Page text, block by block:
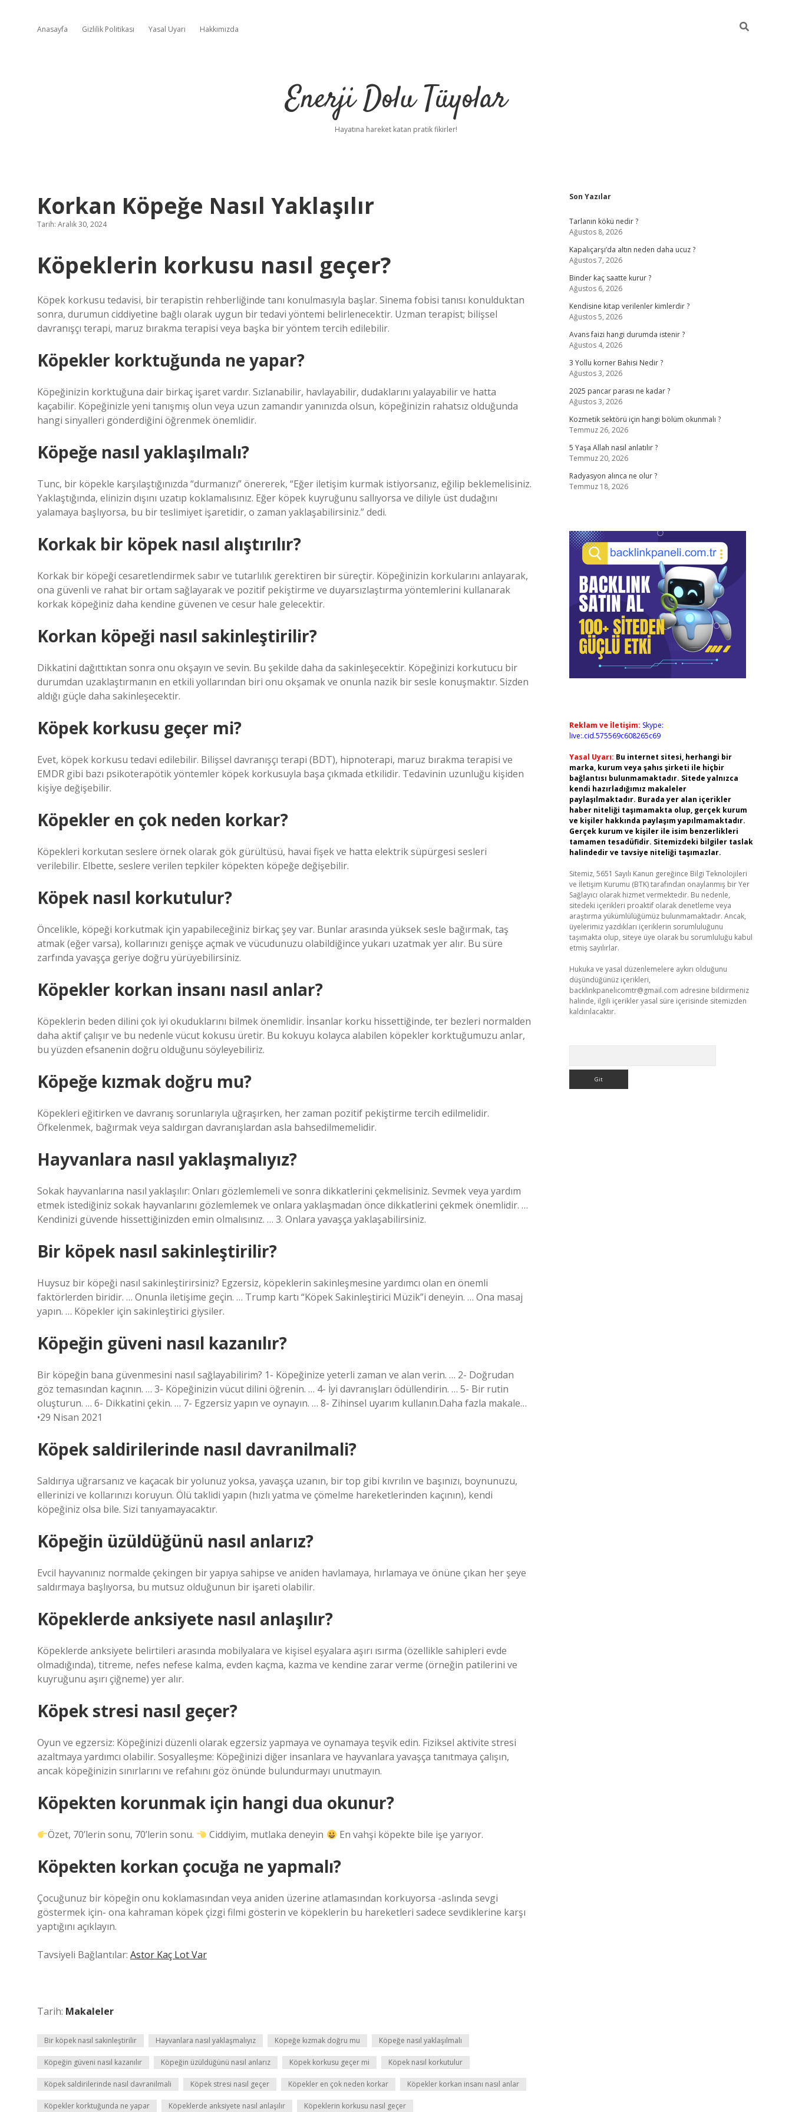
Anasayfa Gizlilik Politikası Yasal Uyarı Hakkımızda
Enerji Dolu Tüyolar
Hayatına hareket katan pratik fikirler!
Korkan Köpeğe Nasıl Yaklaşılır
Tarih: Aralık 30, 2024
Köpeklerin korkusu nasıl geçer?
Köpek korkusu tedavisi, bir terapistin rehberliğinde tanı konulmasıyla başlar. Sinema fobisi tanısı konulduktan
sonra, durumun ciddiyetine bağlı olarak uygun bir tedavi yöntemi belirlenecektir. Uzman terapist; bilişsel
davranışçı terapi, maruz bırakma terapisi veya başka bir yöntem tercih edilebilir.
Köpekler korktuğunda ne yapar?
Köpeğinizin korktuğuna dair birkaç işaret vardır. Sızlanabilir, havlayabilir, dudaklarını yalayabilir ve hatta
kaçabilir. Köpeğinizle yeni tanışmış olun veya uzun zamandır yanınızda olsun, köpeğinizin rahatsız olduğunda
hangi sinyalleri gönderdiğini öğrenmek önemlidir.
Köpeğe nasıl yaklaşılmalı?
Tunc, bir köpekle karşılaştığınızda “durmanızı” önererek, “Eğer iletişim kurmak istiyorsanız, eğilip beklemelisiniz.
Yaklaştığında, elinizin dışını uzatıp koklamalısınız. Eğer köpek kuyruğunu sallıyorsa ve diliyle üst dudağını
yalamaya başlıyorsa, bu bir teslimiyet işaretidir, o zaman yaklaşabilirsiniz.” dedi.
Korkak bir köpek nasıl alıştırılır?
Korkak bir köpeği cesaretlendirmek sabır ve tutarlılık gerektiren bir süreçtir. Köpeğinizin korkularını anlayarak,
ona güvenli ve rahat bir ortam sağlayarak ve pozitif pekiştirme ve duyarsızlaştırma yöntemlerini kullanarak
korkak köpeğiniz daha kendine güvenen ve cesur hale gelecektir.
Korkan köpeği nasıl sakinleştirilir?
Dikkatini dağıttıktan sonra onu okşayın ve sevin. Bu şekilde daha da sakinleşecektir. Köpeğinizi korkutucu bir
durumdan uzaklaştırmanın en etkili yollarından biri onu okşamak ve onunla nazik bir sesle konuşmaktır. Sizden
aldığı güçle daha sakinleşecektir.
Köpek korkusu geçer mi?
Evet, köpek korkusu tedavi edilebilir. Bilişsel davranışçı terapi (BDT), hipnoterapi, maruz bırakma terapisi ve
EMDR gibi bazı psikoterapötik yöntemler köpek korkusuyla başa çıkmada etkilidir. Tedavinin uzunluğu kişiden
kişiye değişebilir.
Köpekler en çok neden korkar?
Köpekleri korkutan seslere örnek olarak gök gürültüsü, havai fişek ve hatta elektrik süpürgesi sesleri
verilebilir. Elbette, seslere verilen tepkiler köpekten köpeğe değişebilir.
Köpek nasıl korkutulur?
Öncelikle, köpeği korkutmak için yapabileceğiniz birkaç şey var. Bunlar arasında yüksek sesle bağırmak, taş
atmak (eğer varsa), kollarınızı genişçe açmak ve vücudunuzu olabildiğince yukarı uzatmak yer alır. Bu süre
zarfında yavaşça geriye doğru yürüyebilirsiniz.
Köpekler korkan insanı nasıl anlar?
Köpeklerin beden dilini çok iyi okuduklarını bilmek önemlidir. İnsanlar korku hissettiğinde, ter bezleri normalden
daha aktif çalışır ve bu nedenle vücut kokusu üretir. Bu kokuyu kolayca alabilen köpekler korktuğumuzu anlar,
bu yüzden efsanenin doğru olduğunu söyleyebiliriz.
Köpeğe kızmak doğru mu?
Köpekleri eğitirken ve davranış sorunlarıyla uğraşırken, her zaman pozitif pekiştirme tercih edilmelidir.
Öfkelenmek, bağırmak veya saldırgan davranışlardan asla bahsedilmemelidir.
Hayvanlara nasıl yaklaşmalıyız?
Sokak hayvanlarına nasıl yaklaşılır: Onları gözlemlemeli ve sonra dikkatlerini çekmelisiniz. Sevmek veya yardım
etmek istediğiniz sokak hayvanlarını gözlemlemek ve onlara yaklaşmadan önce dikkatlerini çekmek önemlidir. …
Kendinizi güvende hissettiğinizden emin olmalısınız. … 3. Onlara yavaşça yaklaşabilirsiniz.
Bir köpek nasıl sakinleştirilir?
Huysuz bir köpeği nasıl sakinleştirirsiniz? Egzersiz, köpeklerin sakinleşmesine yardımcı olan en önemli
faktörlerden biridir. … Onunla iletişime geçin. … Trump kartı “Köpek Sakinleştirici Müzik”i deneyin. … Ona masaj
yapın. … Köpekler için sakinleştirici giysiler.
Köpeğin güveni nasıl kazanılır?
Bir köpeğin bana güvenmesini nasıl sağlayabilirim? 1- Köpeğinize yeterli zaman ve alan verin. … 2- Doğrudan
göz temasından kaçının. … 3- Köpeğinizin vücut dilini öğrenin. … 4- İyi davranışları ödüllendirin. … 5- Bir rutin
oluşturun. … 6- Dikkatini çekin. … 7- Egzersiz yapın ve oynayın. … 8- Zihinsel uyarım kullanın.Daha fazla makale…
•29 Nisan 2021
Köpek saldirilerinde nasıl davranilmali?
Saldırıya uğrarsanız ve kaçacak bir yolunuz yoksa, yavaşça uzanın, bir top gibi kıvrılın ve başınızı, boynunuzu,
ellerinizi ve kollarınızı koruyun. Ölü taklidi yapın (hızlı yatma ve çömelme hareketlerinden kaçının), kendi
köpeğiniz olsa bile. Sizi tanıyamayacaktır.
Köpeğin üzüldüğünü nasıl anlarız?
Evcil hayvanınız normalde çekingen bir yapıya sahipse ve aniden havlamaya, hırlamaya ve önüne çıkan her şeye
saldırmaya başlıyorsa, bu mutsuz olduğunun bir işareti olabilir.
Köpeklerde anksiyete nasıl anlaşılır?
Köpeklerde anksiyete belirtileri arasında mobilyalara ve kişisel eşyalara aşırı ısırma (özellikle sahipleri evde
olmadığında), titreme, nefes nefese kalma, evden kaçma, kazma ve kendine zarar verme (örneğin patilerini ve
kuyruğunu aşırı çiğneme) yer alır.
Köpek stresi nasıl geçer?
Oyun ve egzersiz: Köpeğinizi düzenli olarak egzersiz yapmaya ve oynamaya teşvik edin. Fiziksel aktivite stresi
azaltmaya yardımcı olabilir. Sosyalleşme: Köpeğinizi diğer insanlara ve hayvanlara yavaşça tanıtmaya çalışın,
ancak köpeğinizin sınırlarını ve refahını göz önünde bulundurmayı unutmayın.
Köpekten korunmak için hangi dua okunur?
Özet, 70’lerin sonu, 70’lerin sonu. Ciddiyim, mutlaka deneyin En vahşi köpekte bile işe yarıyor.
Köpekten korkan çocuğa ne yapmalı?
Çocuğunuz bir köpeğin onu koklamasından veya aniden üzerine atlamasından korkuyorsa -aslında sevgi
göstermek için- ona kahraman köpek çizgi filmi gösterin ve köpeklerin bu hareketleri sadece sevdiklerine karşı
yaptığını açıklayın.
Tavsiyeli Bağlantılar: Astor Kaç Lot Var
Tarih: Makaleler
Bir köpek nasıl sakinleştirilir Hayvanlara nasıl yaklaşmalıyız Köpeğe kızmak doğru mu Köpeğe nasıl yaklaşılmalı
Köpeğin güveni nasıl kazanılır Köpeğin üzüldüğünü nasıl anlarız Köpek korkusu geçer mi Köpek nasıl korkutulur
Köpek saldirilerinde nasıl davranilmali Köpek stresi nasıl geçer Köpekler en çok neden korkar Köpekler korkan insanı nasıl anlar
Köpekler korktuğunda ne yapar Köpeklerde anksiyete nasıl anlaşılır Köpeklerin korkusu nasıl geçer
Sidebar
Son Yazılar
Tarlanın kökü nedir ?
Ağustos 8, 2026
Kapalıçarşı’da altın neden daha ucuz ?
Ağustos 7, 2026
Binder kaç saatte kurur ?
Ağustos 6, 2026
Kendisine kitap verilenler kimlerdir ?
Ağustos 5, 2026
Avans faizi hangi durumda istenir ?
Ağustos 4, 2026
3 Yollu korner Bahisi Nedir ?
Ağustos 3, 2026
2025 pancar parası ne kadar ?
Ağustos 3, 2026
Kozmetik sektörü için hangi bölüm okunmalı ?
Temmuz 26, 2026
5 Yaşa Allah nasıl anlatılır ?
Temmuz 20, 2026
Radyasyon alınca ne olur ?
Temmuz 18, 2026
Reklam ve İletişim: Skype:
live:.cid.575569c608265c69
Yasal Uyarı: Bu internet sitesi, herhangi bir
marka, kurum veya şahıs şirketi ile hiçbir
bağlantısı bulunmamaktadır. Sitede yalnızca
kendi hazırladığımız makaleler
paylaşılmaktadır. Burada yer alan içerikler
haber niteliği taşımamakta olup, gerçek kurum
ve kişiler hakkında paylaşım yapılmamaktadır.
Gerçek kurum ve kişiler ile isim benzerlikleri
tamamen tesadüfidir. Sitemizdeki bilgiler taslak
halindedir ve tavsiye niteliği taşımazlar.
Sitemiz, 5651 Sayılı Kanun gereğince Bilgi Teknolojileri
ve İletişim Kurumu (BTK) tarafından onaylanmış bir Yer
Sağlayıcı olarak hizmet vermektedir. Bu nedenle,
sitedeki içerikleri proaktif olarak denetleme veya
araştırma yükümlülüğümüz bulunmamaktadır. Ancak,
üyelerimiz yazdıkları içeriklerin sorumluluğunu
taşımakta olup, siteye üye olarak bu sorumluluğu kabul
etmiş sayılırlar.
Hukuka ve yasal düzenlemelere aykırı olduğunu
düşündüğünüz içerikleri,
backlinkpanelicomtr@gmail.com adresine bildirmeniz
halinde, ilgili içerikler yasal süre içerisinde sitemizden
kaldırılacaktır.
ilbet güncel giriş adresi